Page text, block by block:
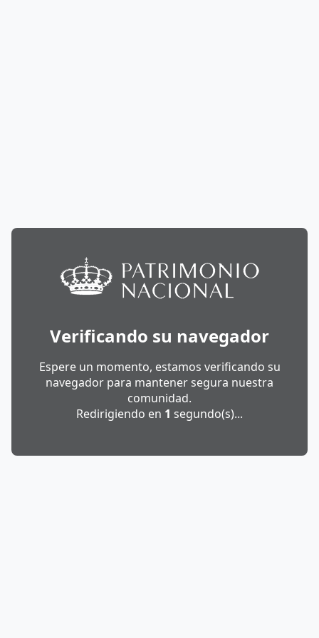
Verificando su navegador
Espere un momento, estamos verificando su
navegador para mantener segura nuestra
comunidad.
Redirigiendo en 1 segundo(s)...